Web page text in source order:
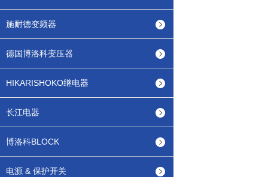
施耐德变频器
德国博洛科变压器
HIKARISHOKO继电器
长江电器
博洛科BLOCK
电源 & 保护开关